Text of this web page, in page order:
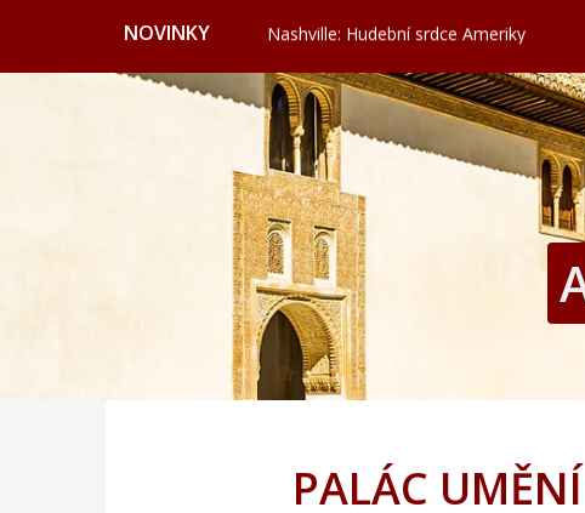
NOVINKY
Vydejte se po Cestě vody do klidného
Cervione: Skrytý balkon Korsiky nad
Ekonomické cestování: Kdy a kde
Svatojánská věž ve Frýdku nabízí
Nashville: Hudební srdce Ameriky
Vydejte se po Cestě vody do klidného
Valencie: Město, kde futurismus
Cervione: Skrytý balkon Korsiky nad
Ekonomické cestování: Kdy a kde hledat
PALÁC